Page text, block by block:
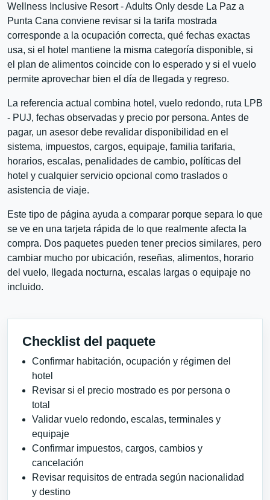
Wellness Inclusive Resort - Adults Only desde La Paz a
Punta Cana conviene revisar si la tarifa mostrada
corresponde a la ocupación correcta, qué fechas exactas
usa, si el hotel mantiene la misma categoría disponible, si
el plan de alimentos coincide con lo esperado y si el vuelo
permite aprovechar bien el día de llegada y regreso.
La referencia actual combina hotel, vuelo redondo, ruta LPB
- PUJ, fechas observadas y precio por persona. Antes de
pagar, un asesor debe revalidar disponibilidad en el
sistema, impuestos, cargos, equipaje, familia tarifaria,
horarios, escalas, penalidades de cambio, políticas del
hotel y cualquier servicio opcional como traslados o
asistencia de viaje.
Este tipo de página ayuda a comparar porque separa lo que
se ve en una tarjeta rápida de lo que realmente afecta la
compra. Dos paquetes pueden tener precios similares, pero
cambiar mucho por ubicación, reseñas, alimentos, horario
del vuelo, llegada nocturna, escalas largas o equipaje no
incluido.
Checklist del paquete
Confirmar habitación, ocupación y régimen del
hotel
Revisar si el precio mostrado es por persona o
total
Validar vuelo redondo, escalas, terminales y
equipaje
Confirmar impuestos, cargos, cambios y
cancelación
Revisar requisitos de entrada según nacionalidad
y destino